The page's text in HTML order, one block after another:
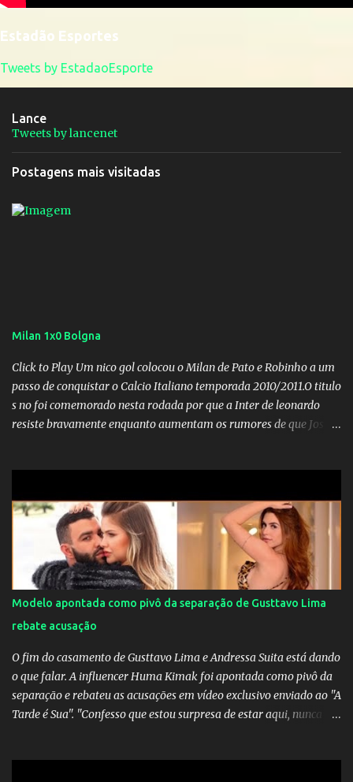
Estadão Esportes
Tweets by EstadaoEsporte
Lance
Tweets by lancenet
Postagens mais visitadas
Milan 1x0 Bolgna
Click to Play Um nico gol colocou o Milan de Pato e Robinho a um
passo de conquistar o Calcio Italiano temporada 2010/2011.O titulo
s no foi comemorado nesta rodada por que a Inter de leonardo
resiste bravamente enquanto aumentam os rumores de que Jos
Modelo apontada como pivô da separação de Gusttavo Lima
rebate acusação
O fim do casamento de Gusttavo Lima e Andressa Suita está dando
o que falar. A influencer Huma Kimak foi apontada como pivô da
separação e rebateu as acusações em vídeo exclusivo enviado ao "A
Tarde é Sua". "Confesso que estou surpresa de estar aqui, nunca